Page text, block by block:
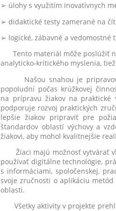
➢ úlohy s využitím inovatívnych
➢ didaktické testy zamerané na
➢ logické, zábavné a
Tento materiál môže poslúžiť
analyticko-kritického myslenia,
Našou snahou je pripravovať
popoludní počas krúžkovej
na prípravu žiakov na praktické
podporuje rozvoj praktických
lepšie žiakov pripraviť pre
štandardov oblastí výchovy a
žiakovi, aby mohol kvalitnejšie
Žiaci majú možnosť vytvárať
používať digitálne technológie,
s informáciami, spoločenskej,
svoje zručnosti o aplikáciu
oblasti.
Všetky aktivity v projekte